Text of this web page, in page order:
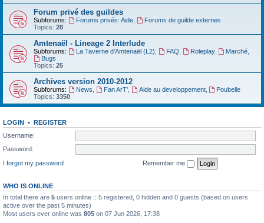
Forum privé des guildes
Subforums: Forums privés: Aide,
Forums de guilde externes
Topics: 28
Amtenaël - Lineage 2 Interlude
Subforums: La Taverne d'Amtenaël (L2) FAQ Roleplay, Marché
Bugs
Topics: 25
Archives version 2010-2012
Subforums: News Fan ArT', Aide au developpement,
Poubelle
Topics: 3350
LOGIN • REGISTER
Username:
Password:
I forgot my password
Remember me
WHO IS ONLINE
In total there are 5 users online :: 5 registered, 0 hidden and 0 guests (based on users
active over the past 5 minutes)
Most users ever online was 805 on 07 Jun 2026, 17:38